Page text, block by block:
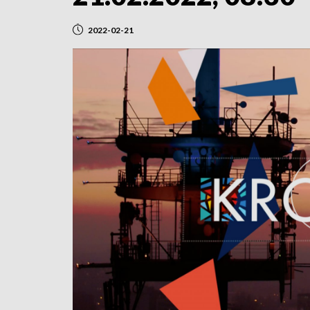
2022-02-21